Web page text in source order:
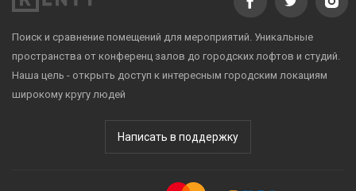
Поиск и сравнение помещений для мероприятий. Уникальные
пространства от конференц залов до городских лофтов и студий.
Наша цель - открыть доступ к интересным городским локациям
широкому кругу людей
Написать в поддержку